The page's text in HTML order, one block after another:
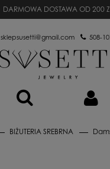
DARMOWA DOSTAWA OD 200
sklepsusetti@gmail.com 508-
BIŻUTERIA SREBRNA